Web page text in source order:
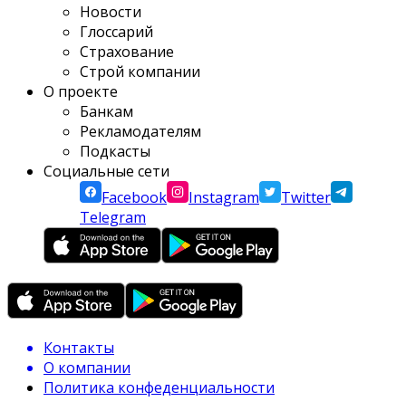
Новости
Глоссарий
Страхование
Строй компании
О проекте
Банкам
Рекламодателям
Подкасты
Социальные сети
Facebook
Instagram
Twitter
Telegram
Контакты
О компании
Политика конфеденциальности